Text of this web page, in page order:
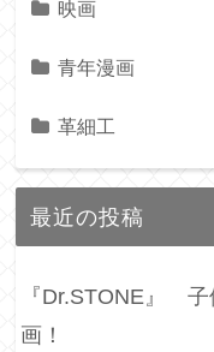
映画
青年漫画
革細工
最近の投稿
『Dr.STONE』
画！